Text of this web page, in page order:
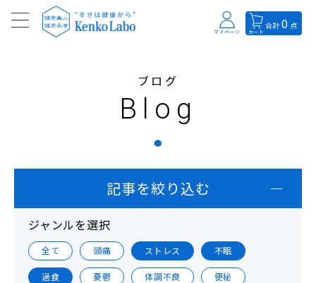
マイページ カート
合計0 点
ブログ
Blog
記事を絞り込む
ジャンルを選択
全て 頭痛 ストレス 不眠
過食 憂鬱 体調不良 便秘